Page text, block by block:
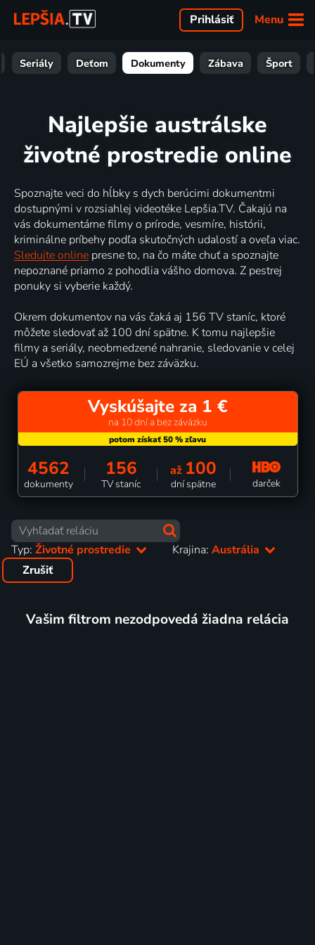
Menu
Prihlásiť
Seriály Deťom Dokumenty Zábava Šport
Najlepšie austrálske
životné prostredie online
Spoznajte veci do hĺbky s dych berúcimi dokumentmi
dostupnými v rozsiahlej videotéke Lepšia.TV. Čakajú na
vás dokumentárne filmy o prírode, vesmíre, histórii,
kriminálne príbehy podľa skutočných udalostí a oveľa viac.
Sledujte online presne to, na čo máte chuť a spoznajte
nepoznané priamo z pohodlia vášho domova. Z pestrej
ponuky si vyberie každý.
Okrem dokumentov na vás čaká aj 156 TV staníc, ktoré
môžete sledovať až 100 dní spätne. K tomu najlepšie
filmy a seriály, neobmedzené nahranie, sledovanie v celej
EÚ a všetko samozrejme bez záväzku.
Vyskúšajte za 1 €
na 10 dní a bez záväzku
4562
dokumenty
156
TV staníc
až 100
dní spätne darček
Typ: Životné prostredie Krajina:Austrália
Zrušiť
Vašim filtrom nezodpovedá žiadna relácia